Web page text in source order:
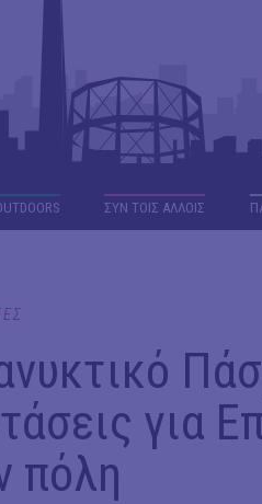
ΣΥΝ ΤΟΙΣ ΑΛΛΟΙΣ
για
πόλη